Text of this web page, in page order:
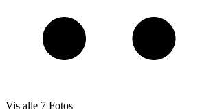
Vis alle 7 Fotos